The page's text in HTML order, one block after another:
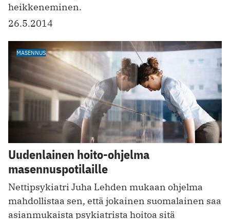
heikkeneminen.
26.5.2014
MASENNUS
Uudenlainen hoito-ohjelma
masennuspotilaille
Nettipsykiatri Juha Lehden mukaan ohjelma
mahdollistaa sen, että jokainen suomalainen saa
asianmukaista psykiatrista hoitoa sitä